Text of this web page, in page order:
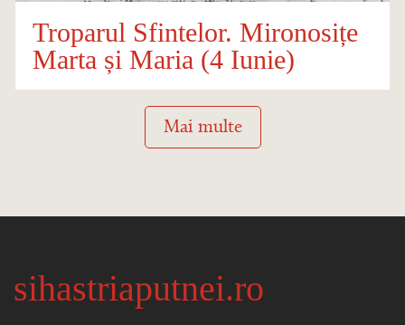
Troparul Sfintelor. Mironosițe
Marta și Maria (4 Iunie)
Mai multe
sihastriaputnei.ro